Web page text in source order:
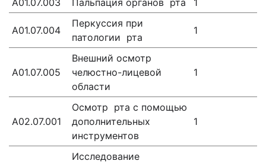
А01.07.003 Пальпация органов рта 1
А01.07.004
Перкуссия при
патологии рта
1
А01.07.005
Внешний осмотр
челюстно-лицевой
области
1
А02.07.001
Осмотр рта с помощью
дополнительных
инструментов
1
Исследование